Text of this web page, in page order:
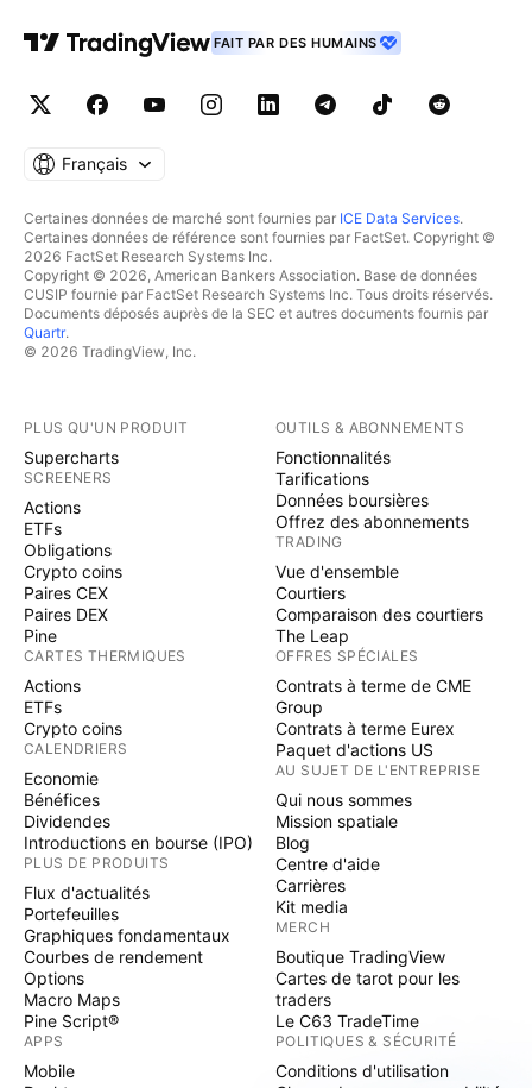
FAIT PAR DES HUMAINS
Français
Certaines données de marché sont fournies par ICE Data Services.
Certaines données de référence sont fournies par FactSet. Copyright ©
2026 FactSet Research Systems Inc.
Copyright © 2026, American Bankers Association. Base de données
CUSIP fournie par FactSet Research Systems Inc. Tous droits réservés.
Documents déposés auprès de la SEC et autres documents fournis par
Quartr.
© 2026 TradingView, Inc.
PLUS QU'UN PRODUIT
Supercharts
SCREENERS
Actions
ETFs
Obligations
Crypto coins
Paires CEX
Paires DEX
Pine
CARTES THERMIQUES
Actions
ETFs
Crypto coins
CALENDRIERS
Economie
Bénéfices
Dividendes
Introductions en bourse (IPO)
PLUS DE PRODUITS
Flux d'actualités
Portefeuilles
Graphiques fondamentaux
Courbes de rendement
Options
Macro Maps
Pine Script®
APPS
Mobile
OUTILS & ABONNEMENTS
Fonctionnalités
Tarifications
Données boursières
Offrez des abonnements
TRADING
Vue d'ensemble
Courtiers
Comparaison des courtiers
The Leap
OFFRES SPÉCIALES
Contrats à terme de CME
Group
Contrats à terme Eurex
Paquet d'actions US
AU SUJET DE L'ENTREPRISE
Qui nous sommes
Mission spatiale
Blog
Centre d'aide
Carrières
Kit media
MERCH
Boutique TradingView
Cartes de tarot pour les
traders
Le C63 TradeTime
POLITIQUES & SÉCURITÉ
Conditions d'utilisation